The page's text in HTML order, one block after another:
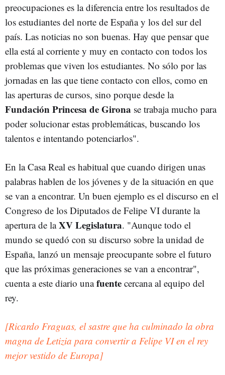
preocupaciones es la diferencia entre los resultados de
los estudiantes del norte de España y los del sur del
país. Las noticias no son buenas. Hay que pensar que
ella está al corriente y muy en contacto con todos los
problemas que viven los estudiantes. No sólo por las
jornadas en las que tiene contacto con ellos, como en
las aperturas de cursos, sino porque desde la
Fundación Princesa de Girona se trabaja mucho para
poder solucionar estas problemáticas, buscando los
talentos e intentando potenciarlos".
En la Casa Real es habitual que cuando dirigen unas
palabras hablen de los jóvenes y de la situación en que
se van a encontrar. Un buen ejemplo es el discurso en el
Congreso de los Diputados de Felipe VI durante la
apertura de laXV Legislatura. "Aunque todo el
mundo se quedó con su discurso sobre la unidad de
España, lanzó un mensaje preocupante sobre el futuro
que las próximas generaciones se van a encontrar",
cuenta a este diario unafuente cercana al equipo del
rey.
[Ricardo Fraguas, el sastre que ha culminado la obra
magna de Letizia para convertir a Felipe VI en el rey
mejor vestido de Europa]